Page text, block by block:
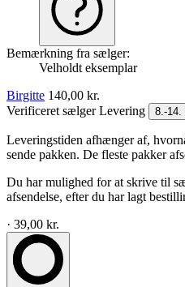
Bemærkning fra sælger:
Velholdt eksemplar
Birgitte 140,00 kr.
Verificeret sælgerLevering 8.-14.
Leveringstiden afhænger af,
sende pakken. De fleste pakker
Du har mulighed for at skrive til
afsendelse, efter du har lagt
· 39,00 kr.